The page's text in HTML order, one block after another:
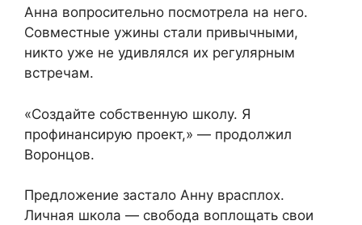
Анна вопросительно посмотрела на него.
Совместные ужины стали привычными,
никто уже не удивлялся их регулярным
встречам.
«Создайте собственную школу. Я
профинансирую проект,» — продолжил
Воронцов.
Предложение застало Анну врасплох.
Личная школа — свобода воплощать свои